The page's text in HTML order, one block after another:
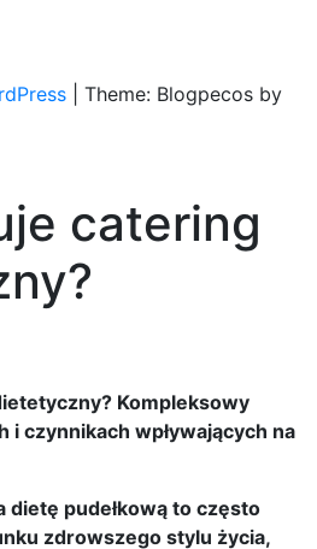
Theme: Blogpecos by
catering
Kompleksowy
i czynnikach wpływających na
dietę pudełkową to często
zdrowszego stylu życia,